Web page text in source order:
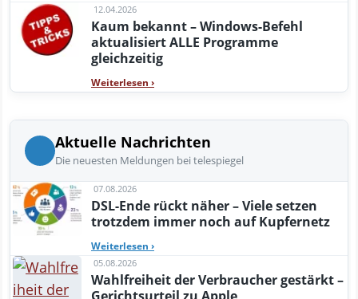
12.04.2026
Kaum bekannt – Windows-Befehl
aktualisiert ALLE Programme
gleichzeitig
Weiterlesen ›
Aktuelle Nachrichten
Die neuesten Meldungen bei telespiegel
07.08.2026
DSL-Ende rückt näher – Viele setzen
trotzdem immer noch auf Kupfernetz
Weiterlesen ›
05.08.2026
Wahlfreiheit der Verbraucher gestärkt –
Gerichtsurteil zu Apple